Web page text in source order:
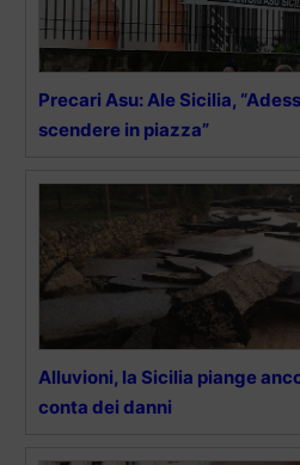
Precari Asu: Ale Sicilia,
scendere in piazza”
Alluvioni, la Sicilia piange
conta dei danni